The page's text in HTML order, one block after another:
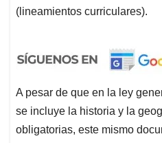
(lineamientos curriculares).
A pesar de que en la ley
se incluye la historia y la
obligatorias, este mismo